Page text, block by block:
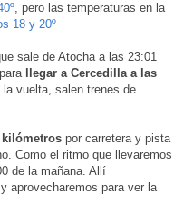
, pero las temperaturas en la
18 y 20º
sale de Atocha a las 23:01
llegar a Cercedilla a las
vuelta, salen trenes de
kilómetros por carretera y pista
Como el ritmo que llevaremos
de la mañana. Allí
aprovecharemos para ver la